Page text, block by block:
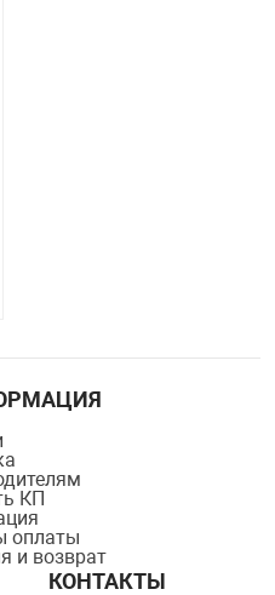
КП
оплаты
и возврат
КОНТАКТЫ